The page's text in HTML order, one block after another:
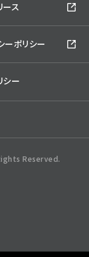
ース
ーポリシー
シー
Reserved.